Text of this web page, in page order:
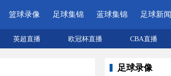
篮球录像 足球集锦 蓝球集锦 足球新闻
英超直播 欧冠杯直播 CBA直播
足球录像